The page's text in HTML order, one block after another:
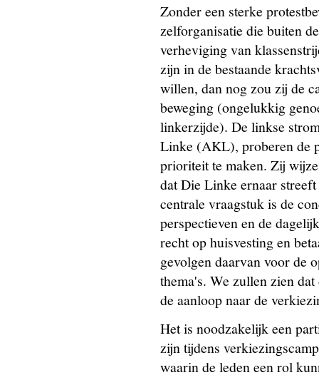
Zonder een sterke
zelforganisatie die buiten
verheviging van
zijn in de bestaande
willen, dan nog zou zij de
beweging (ongelukkig
linkerzijde). De linkse
Linke (AKL), proberen de
prioriteit te maken. Zij
dat Die Linke ernaar
centrale vraagstuk is de
perspectieven en de
recht op huisvesting en
gevolgen daarvan voor de
thema's. We zullen zien
de aanloop naar de
Het is noodzakelijk een
zijn tijdens
waarin de leden een rol